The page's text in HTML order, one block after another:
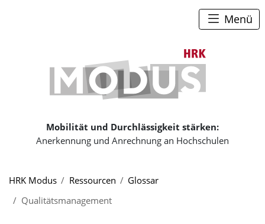
Mobilität und Durchlässigkeit stärken:
Anerkennung und Anrechnung an Hochschulen
Menü
HRK Modus
Ressourcen
Glossar
Qualitätsmanagement